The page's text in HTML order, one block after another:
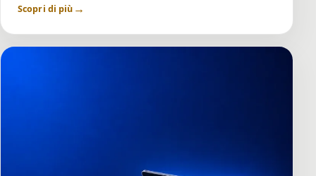
Scopri di più →